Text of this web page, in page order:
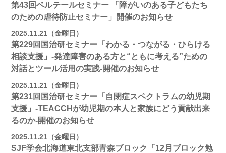
第43回ベルテールセミナー 「障がいのある子どもたち
のための虐待防止セミナー」開催のお知らせ
2025.11.21（金曜日）
第229回国治研セミナー「わかる・つながる・ひらける
相談支援」-発達障害のある方と“ともに考える”ための
対話とツール活用の実践-開催のお知らせ
2025.11.21（金曜日）
第231回国治研セミナー「自閉症スペクトラムの幼児期
支援」-TEACCHが幼児期の本人と家族にどう貢献出来
るのか-開催のお知らせ
2025.11.21（金曜日）
SJF学会北海道東北支部青森ブロック「12月ブロック勉